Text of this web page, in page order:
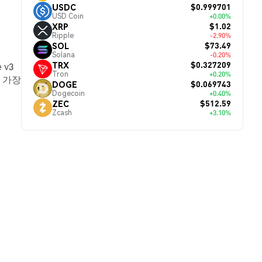
v3
가장
USDC
USD Coin
$0.999701
+0.00%
XRP
Ripple
$1.02
-2.90%
SOL
Solana
$73.49
-0.20%
TRX
Tron
$0.327209
+0.20%
DOGE
Dogecoin
$0.069743
+0.40%
ZEC
Zcash
$512.59
+3.10%